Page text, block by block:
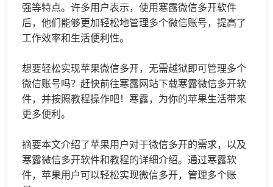
强等特点。许多用户表示，使用寒露微信多开软件
后，他们能够更加轻松地管理多个微信账号，提高了
工作效率和生活便利性。
想要轻松实现苹果微信多开，无需越狱即可管理多个
微信账号吗？赶快前往寒露网站下载寒露微信多开软
件，并按照教程操作吧！寒露，为你的苹果生活带来
更多便利。
摘要本文介绍了苹果用户对于微信多开的需求，以及
寒露微信多开软件和教程的详细介绍。通过寒露软
件，苹果用户可以轻松实现微信多开，管理多个账